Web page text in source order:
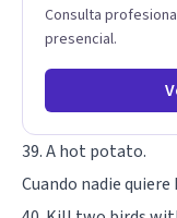
Consulta
presencial.
39. A hot potato.
Cuando nadie